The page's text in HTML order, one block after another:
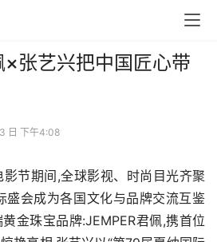
张艺兴把中国匠心带
日 下午4:08
节期间,全球影视、时尚目光齐聚
盛会成为各国文化与品牌交流互鉴
金珠宝品牌:JEMPER君佩,携首位